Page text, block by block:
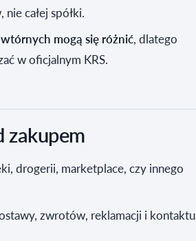
całej spółki.
mogą się różnić, dlatego
w oficjalnym KRS.
zakupem
drogerii, marketplace, czy innego
zwrotów, reklamacji i kontaktu